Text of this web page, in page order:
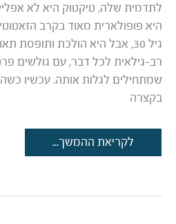
לתדמית שלה, טיקטוק היא לא
היא פופולארית מאוד בקרב
גיל 30, אבל היא הולכת
רב-גילאית לכל דבר, עם גולשים
שמתחילים לגלות אותה. עכשיו
בקצרה
תקועים
בלי
חדש?
לקריאת ההמשך...